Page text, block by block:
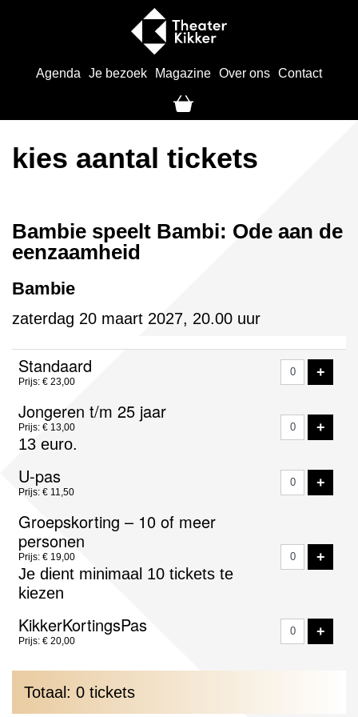
Agenda Je bezoek Magazine Over ons Contact
kies aantal tickets
Bambie speelt Bambi: Ode aan de
eenzaamheid
Bambie
zaterdag 20 maart 2027, 20.00 uur
Aantal
tickets
Standaard
Prijs: € 23,00
+
Jongeren t/m 25 jaar
Prijs: € 13,00
13 euro.
+
U-pas
Prijs: € 11,50
+
Groepskorting – 10 of meer
personen
Prijs: € 19,00
Je dient minimaal 10 tickets te
kiezen
+
KikkerKortingsPas
Prijs: € 20,00
+
Totaal: 0 tickets